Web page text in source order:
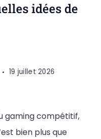
idées de
19 juillet 2026
gaming compétitif,
bien plus que